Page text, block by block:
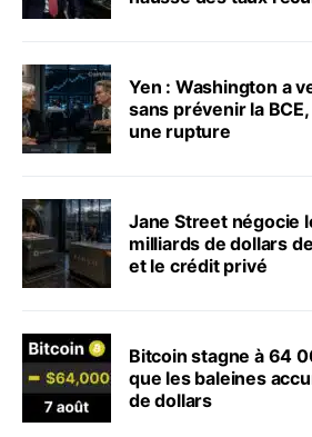
Yen : Washington a
sans prévenir la
une rupture
Jane Street négocie
milliards de dollars
et le crédit privé
Bitcoin stagne à 64
que les baleines
de dollars